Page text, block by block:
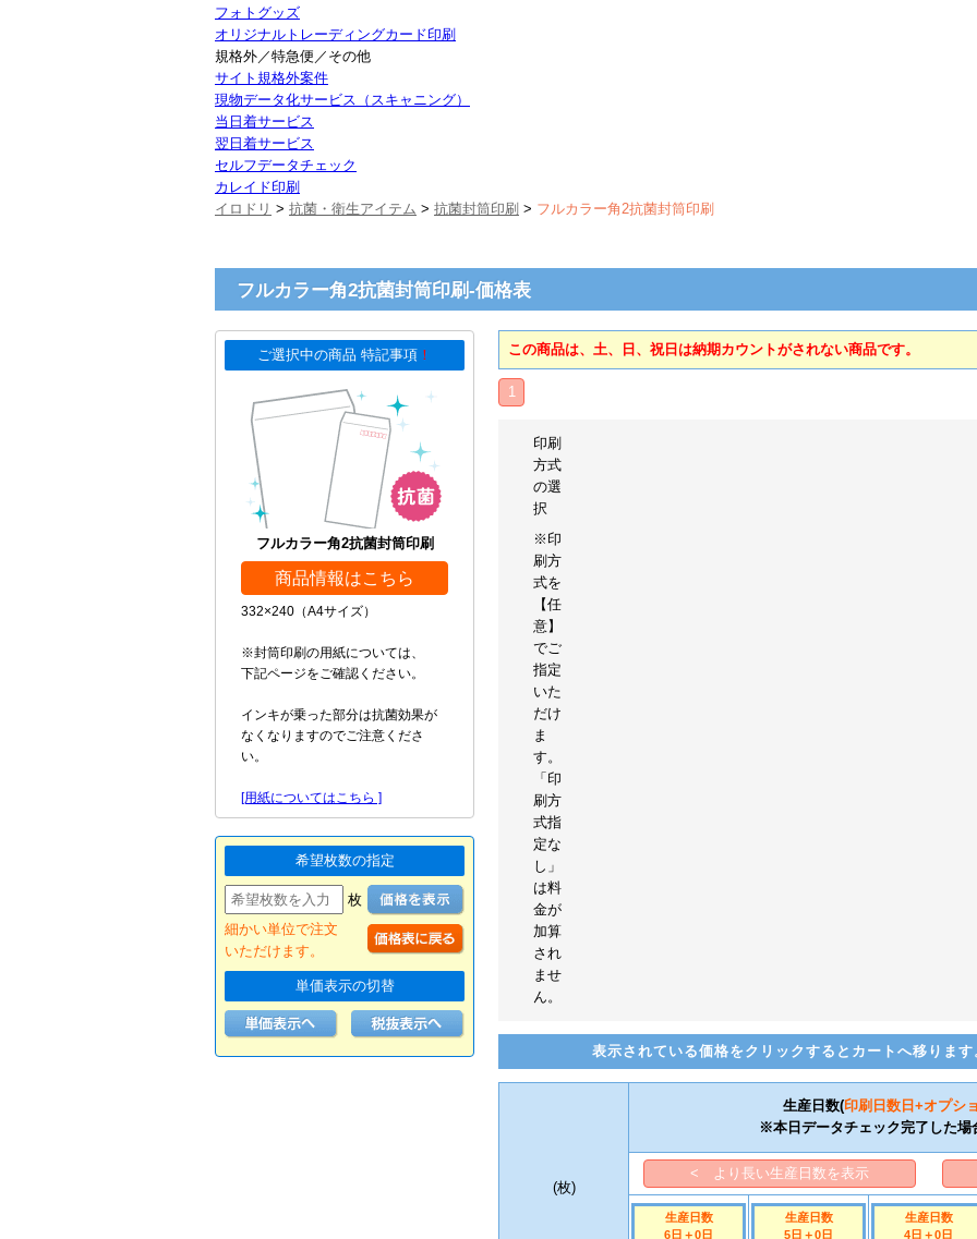
フォトグッズ
オリジナルトレーディングカード印刷
規格外／特急便／その他
サイト規格外案件
現物データ化サービス（スキャニング）
当日着サービス
翌日着サービス
セルフデータチェック
カレイド印刷
イロドリ > 抗菌・衛生アイテム > 抗菌封筒印刷 > フルカラー角2抗菌封筒印刷
フルカラー角2抗菌封筒印刷-価格表
ご選択中の商品 特記事項 ！
フルカラー角2抗菌封筒印刷
商品情報はこちら
332×240（A4サイズ）
※封筒印刷の用紙については、
下記ページをご確認ください。
インキが乗った部分は抗菌効果が
なくなりますのでご注意くださ
い。
[用紙についてはこちら ]
希望枚数の指定
枚
細かい単位で注文
いただけます。
単価表示の切替
この商品は、土、日、祝日は納期カウントがされない商品です。
1
印刷
方式
の選
択
※印
刷方
式を
【任
意】
でご
指定
いた
だけ
ま
す。
「印
刷方
式指
定な
し」
は料
金が
加算
され
ませ
ん。
表示されている価格をクリックするとカートへ移ります
(枚)
生産日数(印刷日数 日+オプシ
※本日データチェック完了した場
< より長い生産日数を表示
生産日数
6日 ＋0日
生産日数
5日 ＋0日
生産日数
4日 ＋0日